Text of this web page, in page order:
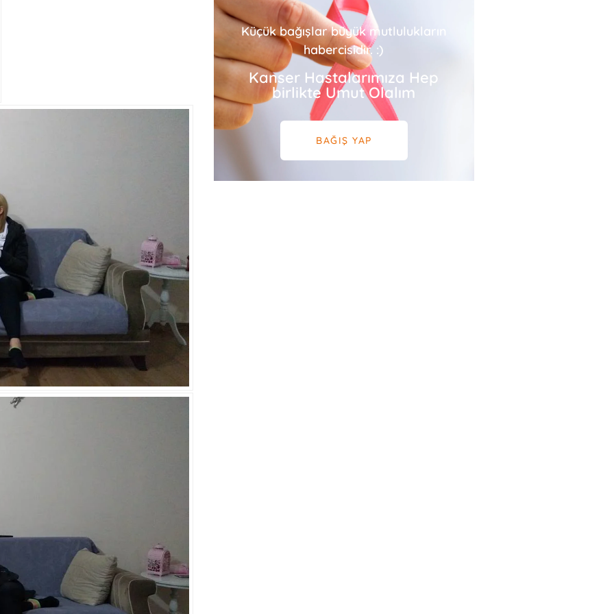
Küçük bağışlar büyük mutlulukların
habercisidir. :)
Kanser Hastalarımıza Hep
birlikte Umut Olalım
BAĞIŞ YAP